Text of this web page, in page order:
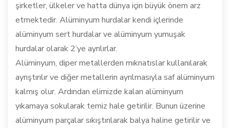
şirketler, ülkeler ve hatta dünya için büyük önem arz
etmektedir. Alüminyum hurdalar kendi içlerinde
alüminyum sert hurdalar ve alüminyum yumuşak
hurdalar olarak 2’ye ayrılırlar.
Alüminyum, diper metallerden mıknatıslar kullanılarak
ayrıştırılır ve diğer metallerin ayrılmasıyla saf alüminyum
kalmış olur. Ardından elimizde kalan alüminyum
yıkamaya sokularak temiz hale getirilir. Bunun üzerine
alüminyum parçalar sıkıştırılarak balya haline getirilir ve